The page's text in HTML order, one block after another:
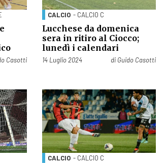
Casotti
CALCIO - CALCIO C
Lucchese da domenica
sera in ritiro al Ciocco;
lunedì i calendari
Pubblicato il
14 Luglio 2024 di Guido Casotti
CALCIO - CALCIO C